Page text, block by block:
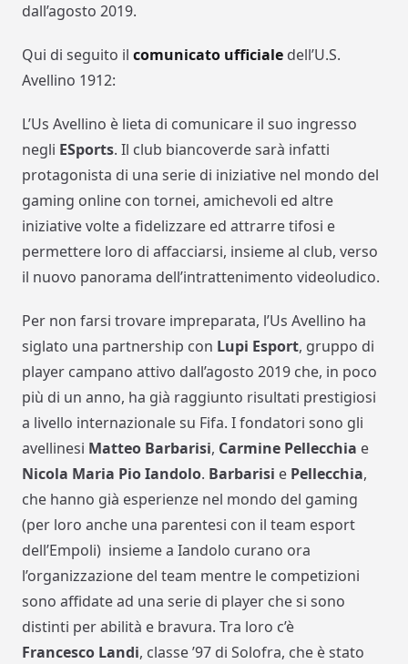
dall’agosto 2019.
Qui di seguito il comunicato ufficiale dell’U.S.
Avellino 1912:
L’Us Avellino è lieta di comunicare il suo ingresso
negli ESports. Il club biancoverde sarà infatti
protagonista di una serie di iniziative nel mondo del
gaming online con tornei, amichevoli ed altre
iniziative volte a fidelizzare ed attrarre tifosi e
permettere loro di affacciarsi, insieme al club, verso
il nuovo panorama dell’intrattenimento videoludico.
Per non farsi trovare impreparata, l’Us Avellino ha
siglato una partnership con Lupi Esport, gruppo di
player campano attivo dall’agosto 2019 che, in poco
più di un anno, ha già raggiunto risultati prestigiosi
a livello internazionale su Fifa. I fondatori sono gli
avellinesi Matteo Barbarisi, Carmine Pellecchia e
Nicola Maria Pio Iandolo. Barbarisi e Pellecchia,
che hanno già esperienze nel mondo del gaming
(per loro anche una parentesi con il team esport
dell’Empoli) insieme a Iandolo curano ora
l’organizzazione del team mentre le competizioni
sono affidate ad una serie di player che si sono
distinti per abilità e bravura. Tra loro c’è
Francesco Landi, classe ’97 di Solofra, che è stato